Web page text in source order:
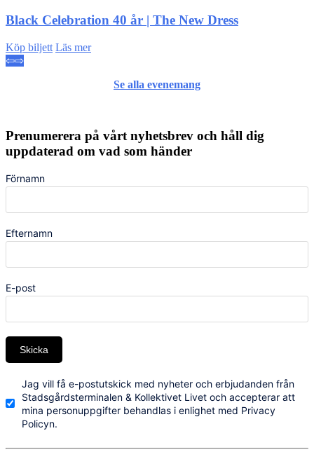
Black Celebration 40 år | The New Dress
Köp biljett Läs mer
⇦⇨
Se alla evenemang
Prenumerera på vårt nyhetsbrev och håll dig
uppdaterad om vad som händer
Förnamn
Efternamn
E-post
Skicka
Jag vill få e-postutskick med nyheter och erbjudanden från
Stadsgårdsterminalen & Kollektivet Livet och accepterar att
mina personuppgifter behandlas i enlighet med Privacy
Policyn.